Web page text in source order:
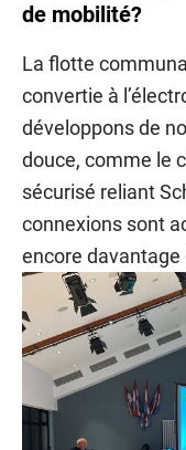
de mobilité?
La flotte
convertie à
développons de
douce, comme le
sécurisé reliant
connexions sont
encore davantage